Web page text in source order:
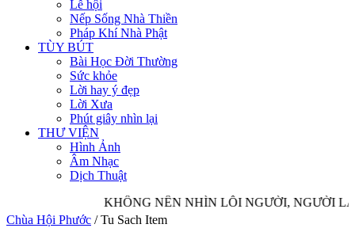
Lễ hội
Nếp Sống Nhà Thiền
Pháp Khí Nhà Phật
TÙY BÚT
Bài Học Đời Thường
Sức khỏe
Lời hay ý đẹp
Lời Xưa
Phút giây nhìn lại
THƯ VIỆN
Hình Ảnh
Âm Nhạc
Dịch Thuật
KHÔNG NÊN NHÌN LỖI NGƯỜI, NGƯỜI
Chùa Hội Phước / Tu Sach Item